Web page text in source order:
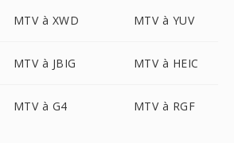
MTV à XWD MTV à YUV
MTV à JBIG MTV à HEIC
MTV à G4 MTV à RGF